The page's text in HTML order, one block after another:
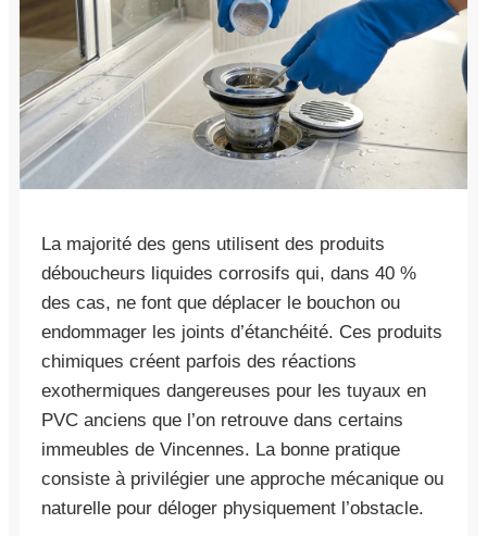
La majorité des gens utilisent des produits
déboucheurs liquides corrosifs qui, dans 40 %
des cas, ne font que déplacer le bouchon ou
endommager les joints d’étanchéité. Ces produits
chimiques créent parfois des réactions
exothermiques dangereuses pour les tuyaux en
PVC anciens que l’on retrouve dans certains
immeubles de Vincennes. La bonne pratique
consiste à privilégier une approche mécanique ou
naturelle pour déloger physiquement l’obstacle.